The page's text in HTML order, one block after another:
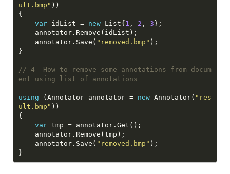
ult.bmp"
var idList = new List{ 1 , 2 , 3
    annotator.Save(
"removed.bmp"
// 4- How to remove some annotations from docum
ent using list of annotations
using (Annotator annotator = new Annotator( "res
ult.bmp"
var
    annotator.Save(
"removed.bmp"